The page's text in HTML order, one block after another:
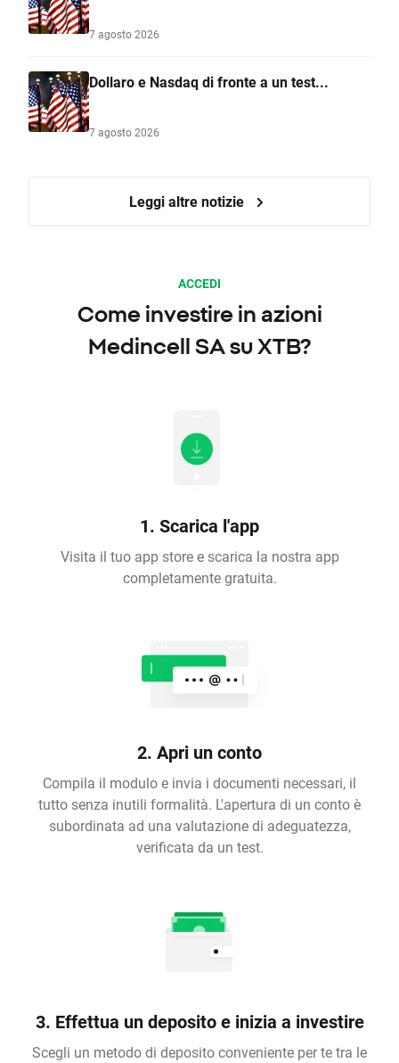
7 agosto 2026
Dollaro e Nasdaq di fronte a un test...
7 agosto 2026
Leggi altre notizie
ACCEDI
Come investire in azioni
Medincell SA su XTB?
1. Scarica l'app
Visita il tuo app store e scarica la nostra app
completamente gratuita.
2. Apri un conto
Compila il modulo e invia i documenti necessari, il
tutto senza inutili formalità. L'apertura di un conto è
subordinata ad una valutazione di adeguatezza,
verificata da un test.
3. Effettua un deposito e inizia a investire
Scegli un metodo di deposito conveniente per te tra le